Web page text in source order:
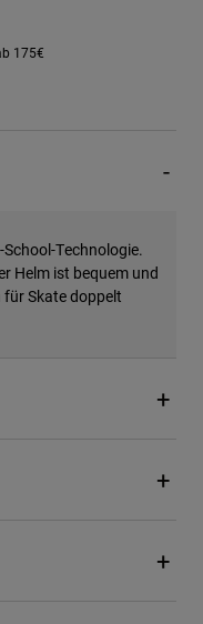
175€
Technologie.
Helm ist bequem und
Skate doppelt